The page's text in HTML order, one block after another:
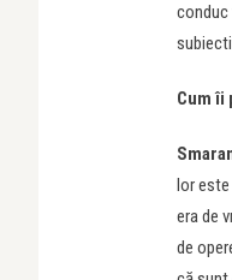
conduc
Cum îi
lor este
era de
de